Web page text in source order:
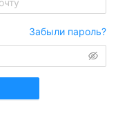
Забыли пароль?